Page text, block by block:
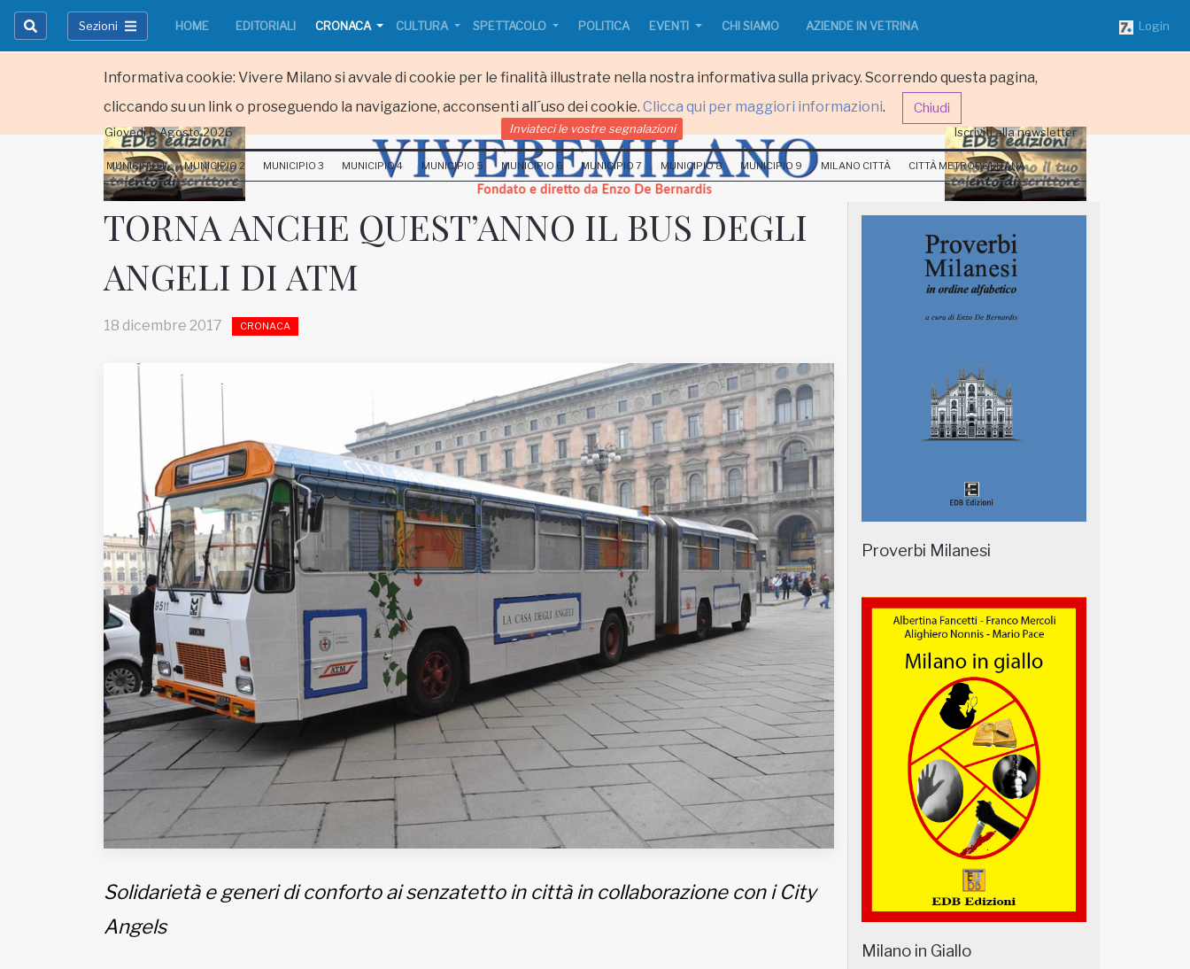
Informativa cookie: Vivere Milano si avvale di cookie per le finalità illustrate nella nostra informativa sulla privacy. Scorrendo questa pagina,
cliccando su un link o proseguendo la navigazione, acconsenti all´uso dei cookie. Clicca qui per maggiori informazioni. Chiudi
Sezioni HOME EDITORIALI CRONACA CULTURA SPETTACOLO POLITICA EVENTI CHI SIAMO AZIENDE IN VETRINA Login
Inviateci le vostre segnalazioni
Iscriviti alla newsletter
www.viveremilano.info
EDB edizioni - Via Brivio angolo C.
Imbonati, 89 20159 Milano (Italia)
Informativa sulla privacy
Giovedi 6 Agosto 2026 Inviateci le vostre segnalazioni Iscriviti alla newsletter
MUNICIPIO 1 MUNICIPIO 2 MUNICIPIO 3 MUNICIPIO 4 MUNICIPIO 5 MUNICIPIO 6 MUNICIPIO 7 MUNICIPIO 8 MUNICIPIO 9 MILANO CITTÀ CITTÀ METROPOLITANA
TORNA ANCHE QUEST’ANNO IL BUS DEGLI
ANGELI DI ATM
18 dicembre 2017 CRONACA
Solidarietà e generi di conforto ai senzatetto in città in collaborazione con i City
Angels
Proverbi Milanesi
Milano in Giallo